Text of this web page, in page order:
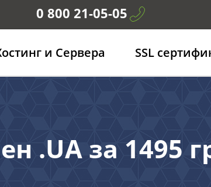
0 800 21-05-05
и Сервера SSL
.UA за 1495